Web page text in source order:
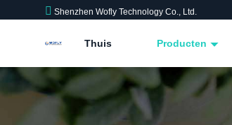
Shenzhen Wofly Technology Co., Ltd.
Thuis Producten